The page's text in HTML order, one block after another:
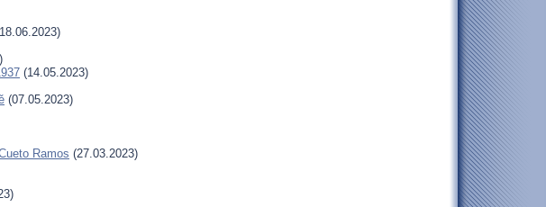
(14.05.2023)
(07.05.2023)
Ramos (27.03.2023)